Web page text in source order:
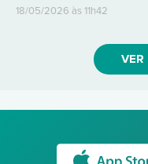
18/05/2026 às 11h42
VER